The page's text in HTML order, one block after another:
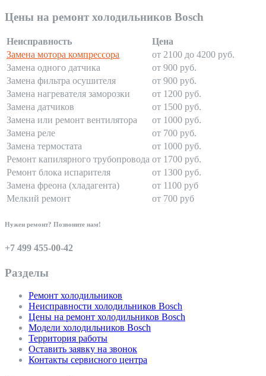
Цены на ремонт холодильников Bosch
Неисправность
Цена
Замена мотора компрессора
от 2100 до 4200 руб.
Замена одного датчика
от 900 руб.
Замена фильтра осушителя
от 900 руб.
Замена нагревателя заморозки
от 1200 руб.
Замена датчиков
от 1500 руб.
Замена или ремонт вентилятора
от 1000 руб.
Замена реле
от 700 руб.
Замена термостата
от 1000 руб.
Ремонт капилярного трубопровода от 1700 руб.
Ремонт блока испарителя
от 1300 руб.
Замена фреона (хладагента)
от 1100 руб
Мелкий ремонт
от 700 руб
Нужен ремонт? Позвоните нам!
+7 499 455-00-42
Разделы
Ремонт холодильников
Неисправности холодильников Bosch
Цены на ремонт холодильников Bosch
Модели холодильников Bosch
Территория работы
Оставить заявку на звонок
Контакты сервисного центра